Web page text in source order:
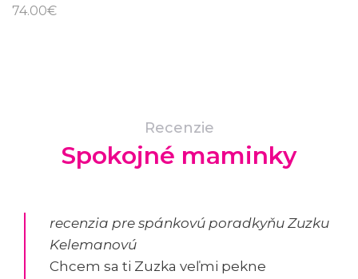
74.00€
Recenzie
Spokojné maminky
recenzia pre spánkovú poradkyňu Zuzku
Kelemanovú
Chcem sa ti Zuzka veľmi pekne